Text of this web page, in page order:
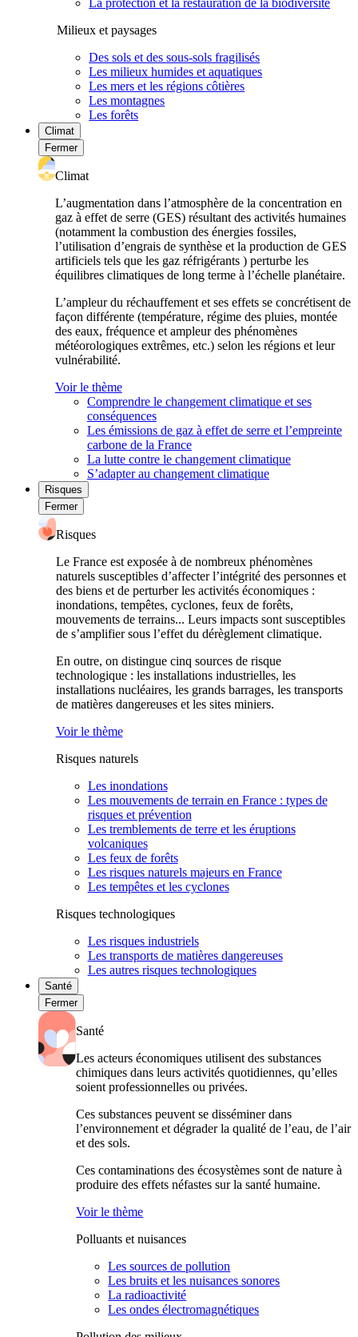
La protection et la restauration de la biodiversité
Milieux et paysages
Des sols et des sous-sols fragilisés
Les milieux humides et aquatiques
Les mers et les régions côtières
Les montagnes
Les forêts
Climat
Fermer
Climat
L’augmentation dans l’atmosphère de la concentration en
gaz à effet de serre (GES) résultant des activités humaines
(notamment la combustion des énergies fossiles,
l’utilisation d’engrais de synthèse et la production de GES
artificiels tels que les gaz réfrigérants ) perturbe les
équilibres climatiques de long terme à l’échelle planétaire.
L’ampleur du réchauffement et ses effets se concrétisent de
façon différente (température, régime des pluies, montée
des eaux, fréquence et ampleur des phénomènes
météorologiques extrêmes, etc.) selon les régions et leur
vulnérabilité.
Voir le thème
Comprendre le changement climatique et ses
conséquences
Les émissions de gaz à effet de serre et l’empreinte
carbone de la France
La lutte contre le changement climatique
S’adapter au changement climatique
Risques
Fermer
Risques
Le France est exposée à de nombreux phénomènes
naturels susceptibles d’affecter l’intégrité des personnes et
des biens et de perturber les activités économiques :
inondations, tempêtes, cyclones, feux de forêts,
mouvements de terrains... Leurs impacts sont susceptibles
de s’amplifier sous l’effet du dérèglement climatique.
En outre, on distingue cinq sources de risque
technologique : les installations industrielles, les
installations nucléaires, les grands barrages, les transports
de matières dangereuses et les sites miniers.
Voir le thème
Risques naturels
Les inondations
Les mouvements de terrain en France : types de
risques et prévention
Les tremblements de terre et les éruptions
volcaniques
Les feux de forêts
Les risques naturels majeurs en France
Les tempêtes et les cyclones
Risques technologiques
Les risques industriels
Les transports de matières dangereuses
Les autres risques technologiques
Santé
Fermer
Santé
Les acteurs économiques utilisent des substances
chimiques dans leurs activités quotidiennes, qu’elles
soient professionnelles ou privées.
Ces substances peuvent se disséminer dans
l’environnement et dégrader la qualité de l’eau, de l’air
et des sols.
Ces contaminations des écosystèmes sont de nature à
produire des effets néfastes sur la santé humaine.
Voir le thème
Polluants et nuisances
Les sources de pollution
Les bruits et les nuisances sonores
La radioactivité
Les ondes électromagnétiques